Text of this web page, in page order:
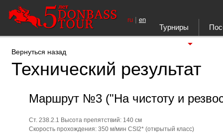
Турниры
ru | en
Вернуться назад
Технический результат
Маршрут №3 ("На чистоту и
Ст. 238.2.1 Высота препятствий: 140 см
Скорость прохождения: 350 м/мин CSI2* (открытый класс)